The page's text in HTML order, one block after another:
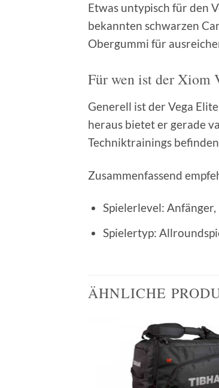
Etwas untypisch für den
bekannten schwarzen
Obergummi für
Für wen ist der Xiom
Generell ist der Vega
heraus bietet er gerade
Techniktrainings
Zusammenfassend
Spielerlevel:
Spielertyp:
ÄHNLICHE